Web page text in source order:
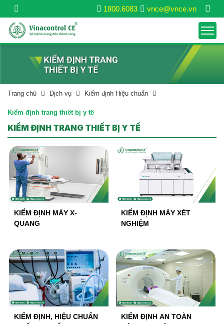
vnce@vnce.vn
1800.6083
Trang chủ Dịch vụ Kiểm định Hiệu chuẩn
Kiểm định trang thiết bị y tế
KIỂM ĐỊNH TRANG THIẾT BỊ Y TẾ
KIỂM ĐỊNH MÁY X-
QUANG
KIỂM ĐỊNH MÁY XÉT
NGHIỆM
KIỂM ĐỊNH, HIỆU CHUẨN
KIỂM ĐỊNH AN TOÀN